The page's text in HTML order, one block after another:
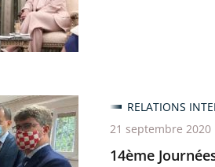
14ème
RELATIONS
21 septembre 2020